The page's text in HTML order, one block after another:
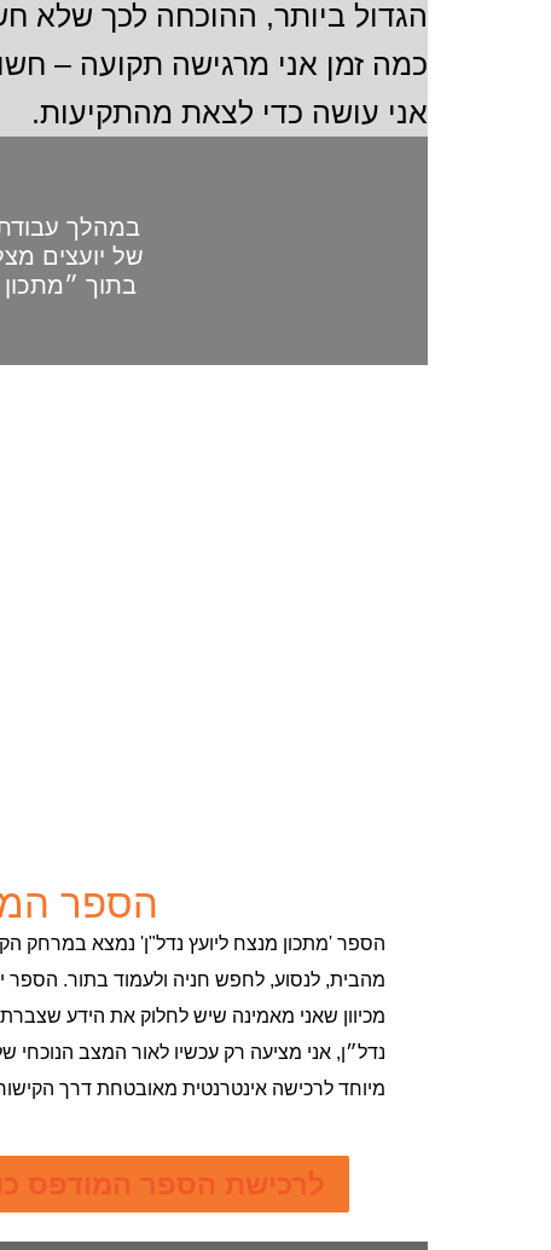
הגדול ביותר, ההוכחה לכך שלא
כמה זמן אני מרגישה תקועה –
אני עושה כדי לצאת מהתקיעות.
במהלך
של יועצים
בתוך
הספר
הספר 'מתכון מנצח ליועץ נדל"ן' נמצא במרחק
מהבית, לנסוע, לחפש חניה ולעמוד בתור. הספר יגיע אליך תוך 7
מכיוון שאני מאמינה שיש לחלוק את הידע
נדל״ן, אני מציעה רק עכשיו לאור המצב הנוכחי
מיוחד לרכישה אינטרנטית מאובטחת דרך
לרכישת הספר המודפס כולל